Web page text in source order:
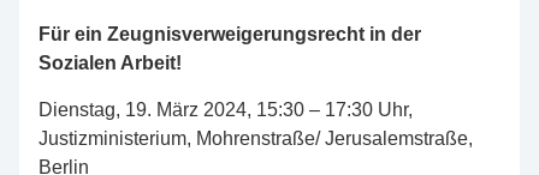
Für ein Zeugnisverweigerungsrecht in der
Sozialen Arbeit!
Dienstag, 19. März 2024, 15:30 – 17:30 Uhr,
Justizministerium, Mohrenstraße/ Jerusalemstraße,
Berlin